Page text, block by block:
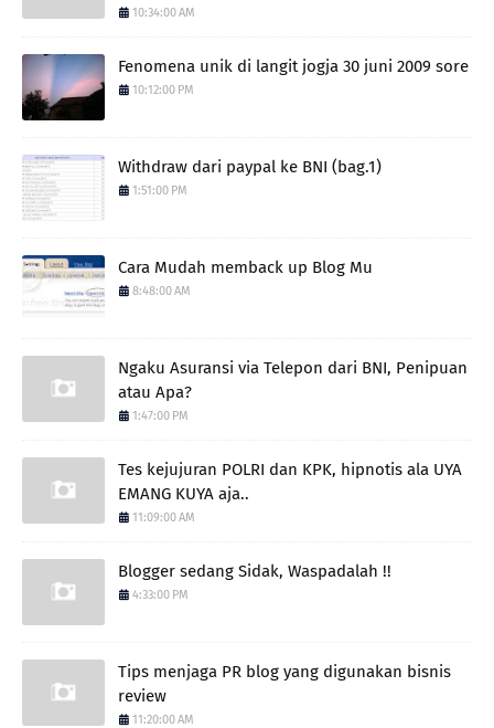
10:34:00 AM
Fenomena unik di langit jogja 30 juni 2009 sore
10:12:00 PM
Withdraw dari paypal ke BNI (bag.1)
1:51:00 PM
Cara Mudah memback up Blog Mu
8:48:00 AM
Ngaku Asuransi via Telepon dari BNI, Penipuan
atau Apa?
1:47:00 PM
Tes kejujuran POLRI dan KPK, hipnotis ala UYA
EMANG KUYA aja..
11:09:00 AM
Blogger sedang Sidak, Waspadalah !!
4:33:00 PM
Tips menjaga PR blog yang digunakan bisnis
review
11:20:00 AM